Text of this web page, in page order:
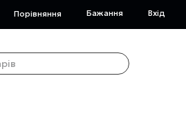
Порівняння Бажання Вхід